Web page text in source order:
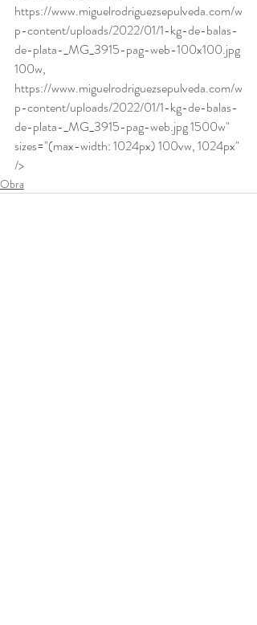
https://www.miguelrodriguezsepulveda.com/w
p-content/uploads/2022/01/1-kg-de-balas-
de-plata-_MG_3915-pag-web-100x100.jpg
100w,
https://www.miguelrodriguezsepulveda.com/w
p-content/uploads/2022/01/1-kg-de-balas-
de-plata-_MG_3915-pag-web.jpg 1500w"
sizes="(max-width: 1024px) 100vw, 1024px"
/>
Obra